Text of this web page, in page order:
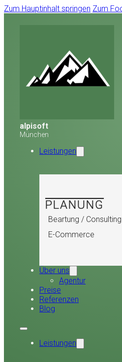
Zum Hauptinhalt springen Zum
alpisoft
München
Leistungen
PLANUNG
Beartung / Consulting
E-Commerce
Über uns
Agentur
Preise
Referenzen
Blog
Leistungen